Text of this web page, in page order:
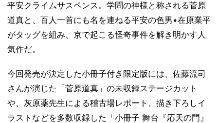
平安クライムサスペンス。学問の神様と称される菅原
道真と、百人一首にも名を連ねる平安の色男•在原業平
がタッグを組み、京で起こる怪奇事件を解き明かす人
気作だ。
今回発売が決定した小冊子付き限定版には、佐藤流司
さんが演じた「菅原道真」の未収録ステージカット
や、灰原薬先生による稽古場レポート、描き下ろしイ
ラストなどを多数収録した「小冊子 舞台『応天の門』